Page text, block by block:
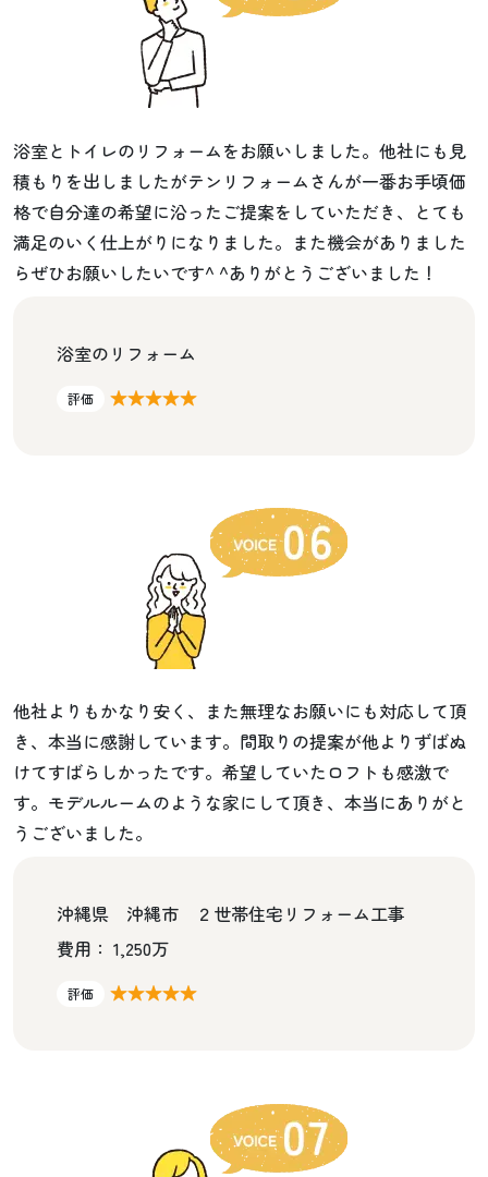
浴室とトイレのリフォームをお願いしました。他社にも見
積もりを出しましたがテンリフォームさんが一番お手頃価
格で自分達の希望に沿ったご提案をしていただき、とても
満足のいく仕上がりになりました。また機会がありました
らぜひお願いしたいです^ ^ありがとうございました！
浴室のリフォーム
評価 ★★★★★
他社よりもかなり安く、また無理なお願いにも対応して頂
き、本当に感謝しています。間取りの提案が他よりずばぬ
けてすばらしかったです。希望していたロフトも感激で
す。モデルルームのような家にして頂き、本当にありがと
うございました。
沖縄県 沖縄市 ２世帯住宅リフォーム工事
費用： 1,250万
評価 ★★★★★